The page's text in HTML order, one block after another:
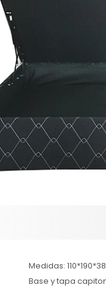
Medidas:
Base y tapa